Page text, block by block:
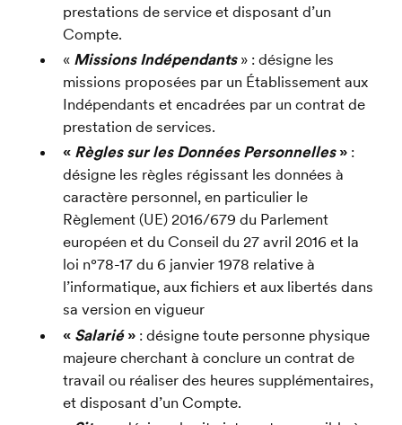
prestations de service et disposant d’un
Compte.
« Missions Indépendants » : désigne les
missions proposées par un Établissement aux
Indépendants et encadrées par un contrat de
prestation de services.
« Règles sur les Données Personnelles » :
désigne les règles régissant les données à
caractère personnel, en particulier le
Règlement (UE) 2016/679 du Parlement
européen et du Conseil du 27 avril 2016 et la
loi n°78-17 du 6 janvier 1978 relative à
l’informatique, aux fichiers et aux libertés dans
sa version en vigueur
« Salarié » : désigne toute personne physique
majeure cherchant à conclure un contrat de
travail ou réaliser des heures supplémentaires,
et disposant d’un Compte.